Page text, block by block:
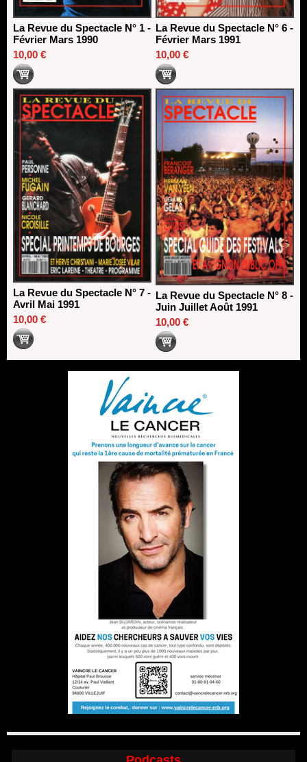
La Revue du Spectacle N° 1 -
Février Mars 1990
10,00 €
La Revue du Spectacle N° 6 -
Février Mars 1991
10,00 €
La Revue du Spectacle N° 7 -
Avril Mai 1991
10,00 €
La Revue du Spectacle N° 8 -
Juin Juillet Août 1991
10,00 €